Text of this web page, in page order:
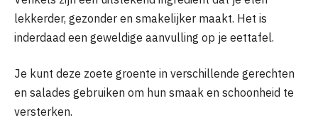
lekkerder, gezonder en smakelijker maakt. Het is
inderdaad een geweldige aanvulling op je eettafel.
Je kunt deze zoete groente in verschillende gerechten
en salades gebruiken om hun smaak en schoonheid te
versterken.